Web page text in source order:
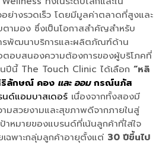
อย่างรวดเร็ว โดยมีมูลค่าตลาดที่สูงและ
ตามอง ซึ่งเป็นโอกาสสำคัญสำหรับ
รพัฒนาบริการและผลิตภัณฑ์ด้าน
ตอบสนองความต้องการของผู้บริโภคที่
ปีนี้ The Touch Clinic ได้เลือก “หลิ
ลักษณ์ คอง และ ออมกรณ์นภัส
นด์แอมบาสเดอร์ เนื่องจากทั้งสองมี
สวยงามและสุขภาพดีจากภายในสู่
หมายของแบรนด์ที่เน้นลูกค้าที่ใส่ใจ
ฉพาะกลุ่มลูกค้าอายุตั้งแต่ 30 ปีขึ้นไป